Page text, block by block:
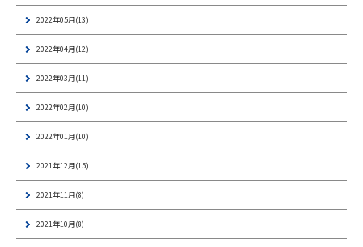
2022年05月(13)
2022年04月(12)
2022年03月(11)
2022年02月(10)
2022年01月(10)
2021年12月(15)
2021年11月(8)
2021年10月(8)